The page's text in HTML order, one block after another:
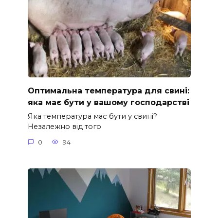
Оптимальна температура для свині:
яка має бути у вашому господарстві
Яка температура має бути у свині?
Незалежно від того
0 94